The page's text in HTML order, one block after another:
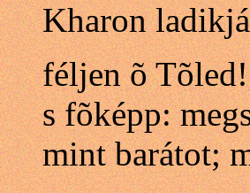
Kharon
féljen õ
s fõképp:
mint barátot;